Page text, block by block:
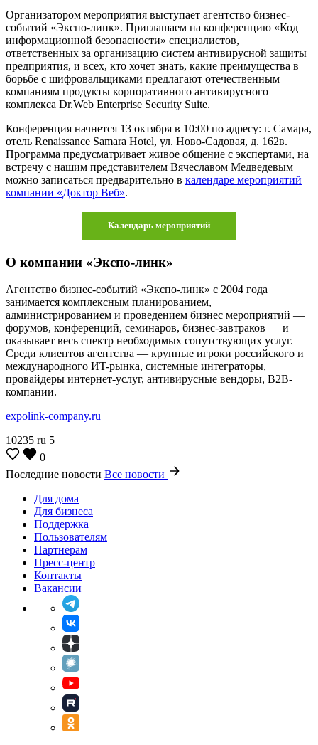
Организатором мероприятия выступает агентство бизнес-
событий «Экспо-линк». Приглашаем на конференцию «Код
информационной безопасности» специалистов,
ответственных за организацию систем антивирусной защиты
предприятия, и всех, кто хочет знать, какие преимущества в
борьбе с шифровальщиками предлагают отечественным
компаниям продукты корпоративного антивирусного
комплекса Dr.Web Enterprise Security Suite.
Конференция начнется 13 октября в 10:00 по адресу: г. Самара,
отель Renaissance Samara Hotel, ул. Ново-Садовая, д. 162в.
Программа предусматривает живое общение с экспертами, на
встречу с нашим представителем Вячеславом Медведевым
можно записаться предварительно в календаре мероприятий
компании «Доктор Веб».
Календарь мероприятий
О компании «Экспо-линк»
Агентство бизнес-событий «Экспо-линк» с 2004 года
занимается комплексным планированием,
администрированием и проведением бизнес мероприятий —
форумов, конференций, семинаров, бизнес-завтраков — и
оказывает весь спектр необходимых сопутствующих услуг.
Среди клиентов агентства — крупные игроки российского и
международного ИT-рынка, системные интеграторы,
провайдеры интернет-услуг, антивирусные вендоры, B2B-
компании.
expolink-company.ru
10235 ru 5
0
Последние новости Все новости
Для дома
Для бизнеса
Поддержка
Пользователям
Партнерам
Пресс-центр
Контакты
Вакансии